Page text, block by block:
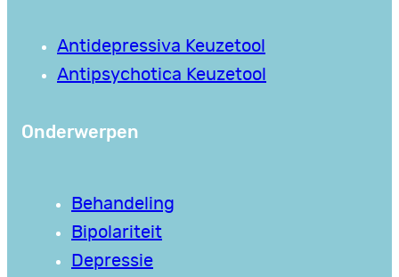
Antidepressiva Keuzetool
Antipsychotica Keuzetool
Onderwerpen
Behandeling
Bipolariteit
Depressie